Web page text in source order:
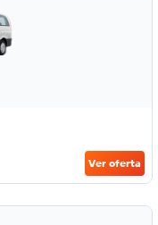
Ver oferta